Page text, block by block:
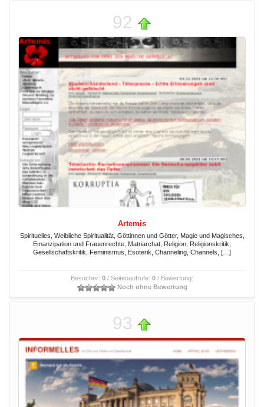
92
Artemis
Spirituelles, Weibliche Spiritualität, Göttinnen und Götter, Magie und Magisches,
Emanzipation und Frauenrechte, Matriarchat, Religion, Religionskritik,
Gesellschaftskritik, Feminismus, Esoterik, Channeling, Channels, […]
Besucher: 0 / Seitenaufrufe: 0 / Bewertung:
Noch ohne Bewertung
93